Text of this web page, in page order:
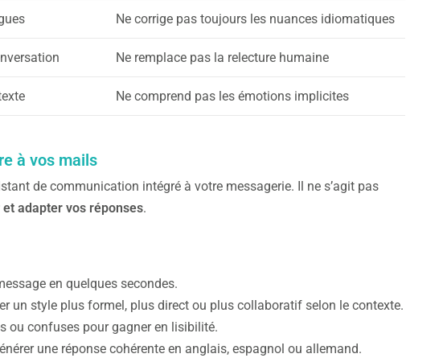
Ne corrige pas toujours les nuances idiomatiques
Ne remplace pas la relecture humaine
Ne comprend pas les émotions implicites
à vos mails
de communication intégré à votre messagerie. Il ne s’agit pas
adapter vos réponses.
en quelques secondes.
un style plus formel, plus direct ou plus collaboratif selon le contexte.
ou confuses pour gagner en lisibilité.
une réponse cohérente en anglais, espagnol ou allemand.